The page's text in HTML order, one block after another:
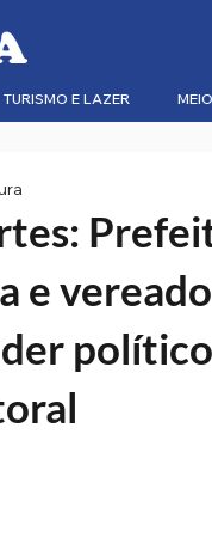
TURISMO E LAZER
e